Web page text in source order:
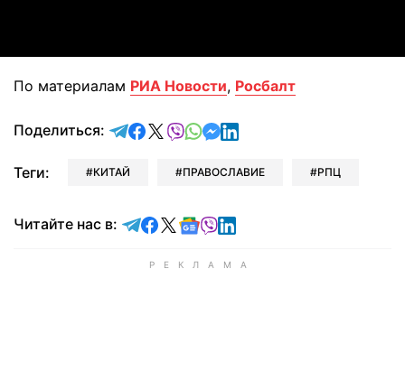
По материалам РИА Новости, Росбалт
Поделиться: отправить в Telegram
поделиться в Facebook
поделиться в X
отправить в Viber
отправить в Whatsapp
отправить в Messenger
отправить в LinkedIn
Теги: КИТАЙ ПРАВОСЛАВИЕ РПЦ
Читайте нас в: Читайте в Telegram
Читайте в Facebook
Читайте в X
Читайте в Google news
Читайте в Viber
Читайте в LinkedIn